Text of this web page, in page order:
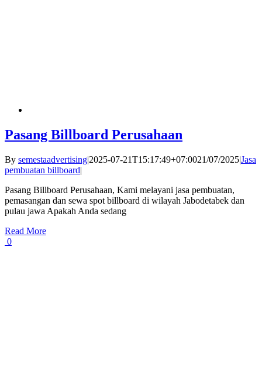
Pasang Billboard Perusahaan
By semestaadvertising|2025-07-21T15:17:49+07:0021/07/2025|Jasa
pembuatan billboard|
Pasang Billboard Perusahaan, Kami melayani jasa pembuatan,
pemasangan dan sewa spot billboard di wilayah Jabodetabek dan
pulau jawa Apakah Anda sedang
Read More
0